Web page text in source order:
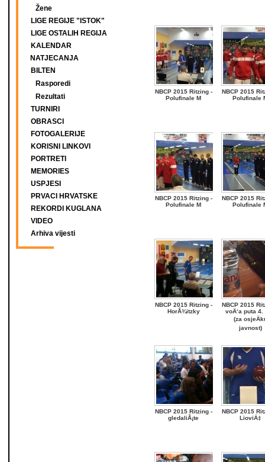
Žene
LIGE REGIJE "ISTOK"
LIGE OSTALIH REGIJA
KALENDAR
NATJECANJA
BILTEN
Rasporedi
Rezultati
TURNIRI
OBRASCI
FOTOGALERIJE
KORISNI LINKOVI
PORTRETI
MEMORIES
USPJESI
PRVACI HRVATSKE
REKORDI KUGLANA
VIDEO
Arhiva vijesti
NBCP 2015 Ritzing -
Polufinale M
NBCP 2015
Polufinale
NBCP 2015 Ritzing -
Polufinale M
NBCP 2015
Polufinale
NBCP 2015 Ritzing -
HorÅ¾itzky
NBCP 2015
voÄ‘a puta 4.
(za
javnost)
NBCP 2015 Ritzing -
gledaliÅ¡te
NBCP 2015
LioviÄ‡